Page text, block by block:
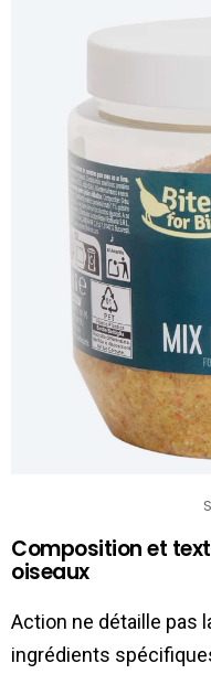
Composition et
oiseaux
Action ne détaille pas
ingrédients